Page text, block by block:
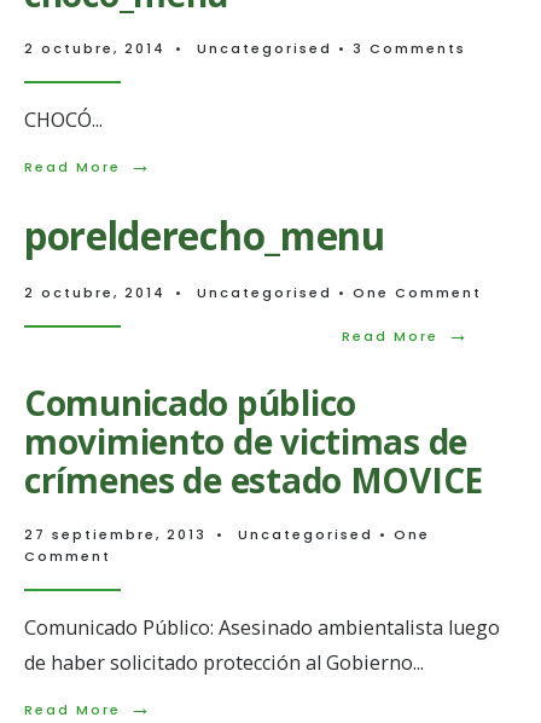
2 octubre, 2014 • Uncategorised • 3 Comments
CHOCÓ...
Read More →
Read
porelderecho_menu
2 octubre, 2014 • Uncategorised • One Comment
Read More →
Read
Comunicado público
movimiento de victimas de
crímenes de estado MOVICE
27 septiembre, 2013 • Uncategorised • One
Comment
Comunicado Público: Asesinado ambientalista luego
de haber solicitado protección al Gobierno...
Read More →
Read